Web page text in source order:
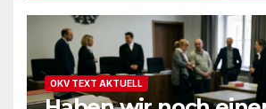
OKV TEXT AKTUELL